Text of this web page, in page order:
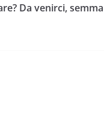
Da venirci,